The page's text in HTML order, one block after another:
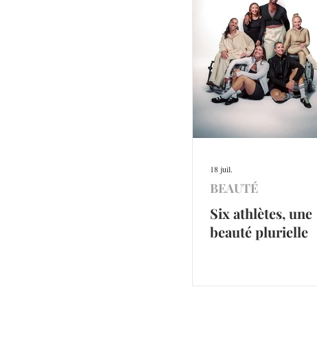
Six athlètes, une
beauté plurielle
BEAUTÉ
18 juil.